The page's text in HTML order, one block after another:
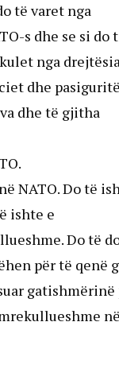
të varet nga
s dhe se si do
nga
dhe
dhe të gjitha
NATO. Do të
ishte e
Do të
për të qenë
gatishmërinë